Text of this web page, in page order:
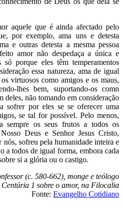
aquele que é ainda afectado pelo
por exemplo, ama uns e detesta
e outras detesta a mesma pessoa
amor não despedaça a única e
só porque eles têm temperamentos
essa natureza, ama de igual
virtuosos como amigos e os maus,
lhes bem, suportando-os comn
deles, não tomando em consideração
sofrer por eles se se oferecer uma
se tal for possível. Pelo menos,
sempre os seus frutos a todos os
Deus e Senhor Jesus Cristo,
sofreu pela humanidade inteira e
a todos de igual forma, embora cada
sobre si a glória ou o castigo.
(c. 580-662), monge e teólogo
Centúria 1 sobre o amor, na Filocalia
Fonte: Evangelho Cotidiano